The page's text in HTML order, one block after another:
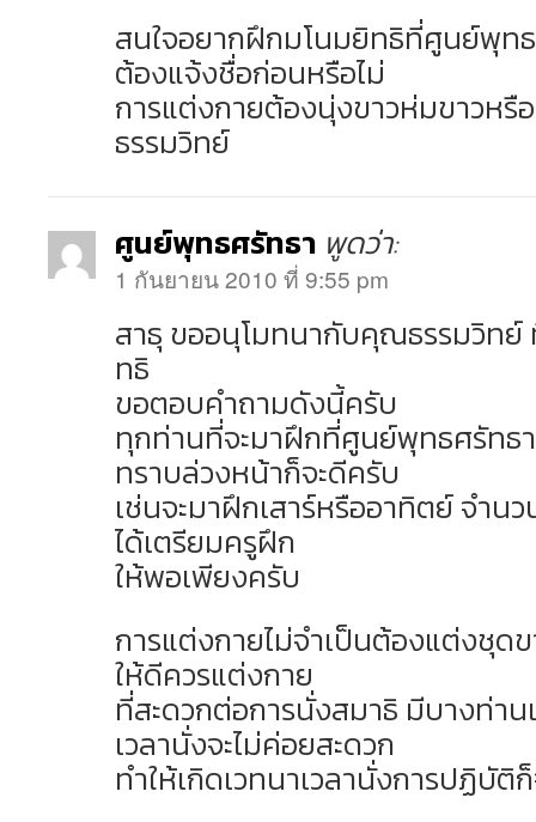
สนใจอยากฝึกมโนมยิทธิที่ศูนย์พุท
ต้องแจ้งชื่อก่อนหรือไม่
การแต่งกายต้องนุ่งขาวห่มขาวหรื
ธรรมวิทย์
ศูนย์พุทธศรัทธา พูดว่า:
1 กันยายน 2010 ที่ 9:55 pm
สาธุ ขออนุโมทนากับคุณธรรมวิทย์
ทธิ
ขอตอบคำถามดังนี้ครับ
ทุกท่านที่จะมาฝึกที่ศูนย์พุทธศรัทธ
ทราบล่วงหน้าก็จะดีครับ
เช่นจะมาฝึกเสาร์หรืออาทิตย์ จำน
ได้เตรียมครูฝึก
ให้พอเพียงครับ
การแต่งกายไม่จำเป็นต้องแต่งชุด
ให้ดีควรแต่งกาย
ที่สะดวกต่อการนั่งสมาธิ มีบางท่า
เวลานั่งจะไม่ค่อยสะดวก
ทำให้เกิดเวทนาเวลานั่งการปฏิบัติ